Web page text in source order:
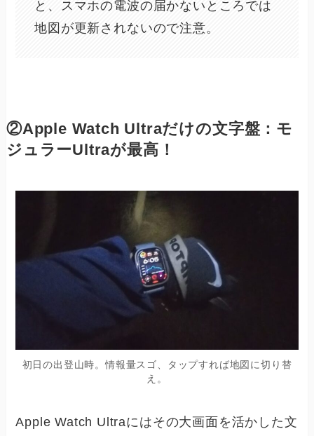
と、スマホの電波の届かないところでは
地図が更新されないので注意。
②Apple Watch Ultraだけの文字盤：モ
ジュラーUltraが最高！
初日の出登山時。情報量スゴ、タップすれば地図に切り替
え。
Apple Watch Ultraにはその大画面を活かした文